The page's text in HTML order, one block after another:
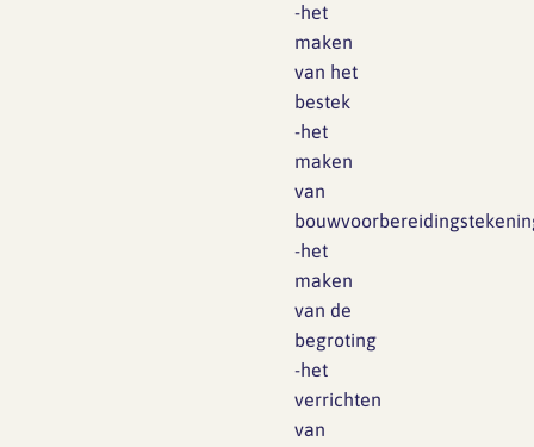
-het
maken
van het
bestek
-het
maken
van
-het
maken
van de
begroting
-het
verrichten
van